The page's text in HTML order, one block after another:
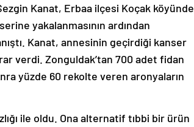
Kanat, Erbaa ilçesi Koçak köyünde
yakalanmasının ardından
Kanat, annesinin geçirdiği kanser
verdi. Zonguldak’tan 700 adet fidan
yüzde 60 rekolte veren aronyaların
ile oldu. Ona alternatif tıbbi bir ürün